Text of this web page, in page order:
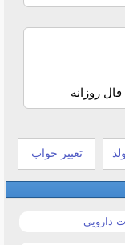
فال روزانه
تعبیر خواب
دارویی